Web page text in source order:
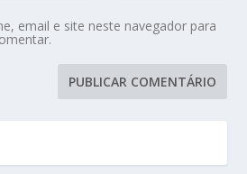
email e site neste navegador para